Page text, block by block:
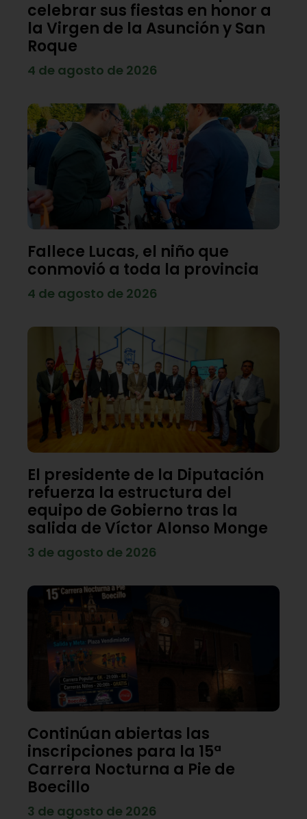
celebrar sus fiestas en honor a
la Virgen de la Asunción y San
Roque
4 de agosto de 2026
Fallece Lucas, el niño que
conmovió a toda la provincia
4 de agosto de 2026
El presidente de la Diputación
refuerza la estructura del
equipo de Gobierno tras la
salida de Víctor Alonso Monge
3 de agosto de 2026
Continúan abiertas las
inscripciones para la 15ª
Carrera Nocturna a Pie de
Boecillo
3 de agosto de 2026